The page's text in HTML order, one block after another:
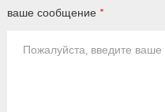
ваше сообщение *